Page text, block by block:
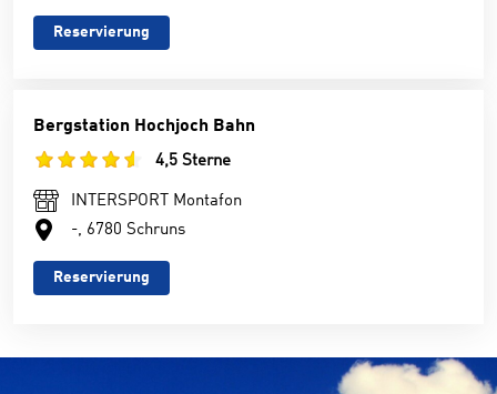
Reservierung
Bergstation Hochjoch Bahn
4,5 Sterne
INTERSPORT Montafon
-, 6780 Schruns
Reservierung